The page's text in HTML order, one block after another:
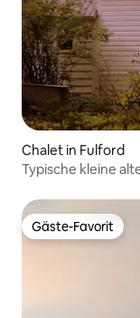
Chalet in Fulford
Typische kleine
Gäste-Favorit
Gäste-Favorit